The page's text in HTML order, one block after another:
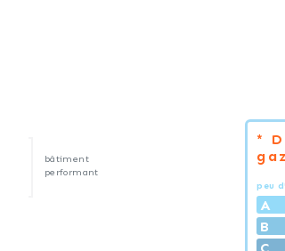
bâtiment
performant
*
peu
A
B